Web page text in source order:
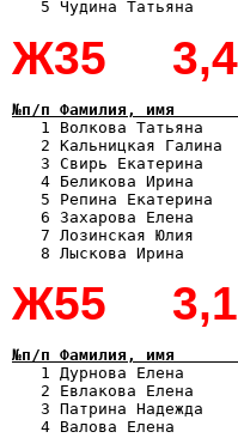
Ж35 3,4
№п/п Фамилия, имя
1 Волкова
2 Кальницкая
3 Свирь Екатерина
4 Беликова Ирина
5 Репина
6 Захарова Елена
7 Лозинская Юлия
Ж55 3,1
№п/п Фамилия, имя
1 Дурнова Елена
2 Евлакова Елена
3 Патрина Надежда